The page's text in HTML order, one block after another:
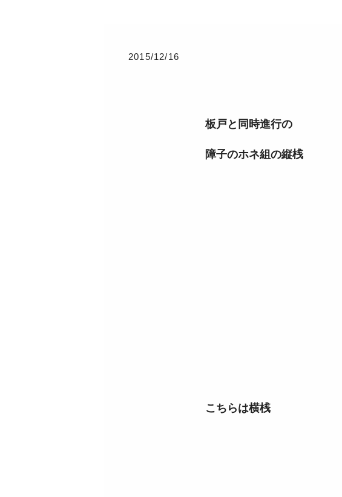
2015/12/16
板戸と同時進行の
障子のホネ組の縦桟
こちらは横桟